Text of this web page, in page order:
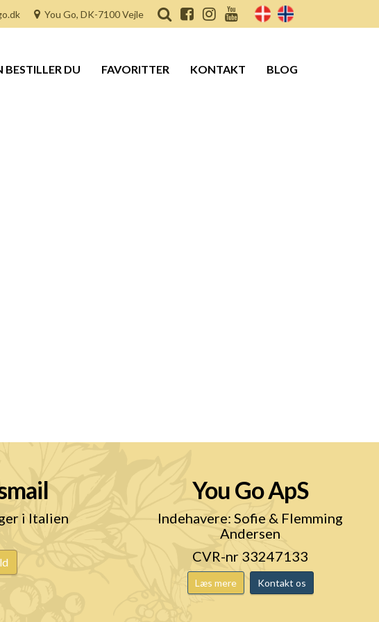
You Go, DK-7100 Vejle
BESTILLER DU FAVORITTER KONTAKT BLOG
i Italien
You Go ApS
Indehavere: Sofie & Flemming
Andersen
CVR-nr 33247133
Læs mere Kontakt os